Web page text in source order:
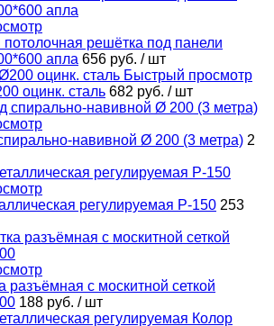
потолочная решётка под панели
апла 656 руб. / шт
Быстрый просмотр
оцинк. сталь 682 руб. / шт
навивной Ø 200 (3 метра) 2
регулируемая Р-150 253
разъёмная с москитной сеткой
188 руб. / шт